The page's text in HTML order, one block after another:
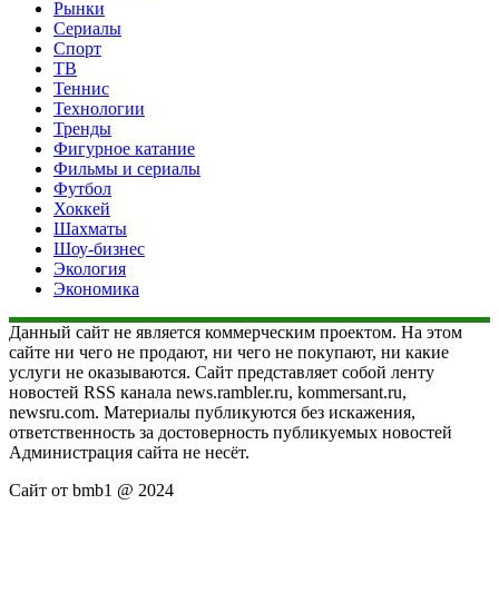
Рынки
Сериалы
Спорт
ТВ
Теннис
Технологии
Тренды
Фигурное катание
Фильмы и сериалы
Футбол
Хоккей
Шахматы
Шоу-бизнес
Экология
Экономика
Данный сайт не является коммерческим проектом. На этом
сайте ни чего не продают, ни чего не покупают, ни какие
услуги не оказываются. Сайт представляет собой ленту
новостей RSS канала news.rambler.ru, kommersant.ru,
newsru.com. Материалы публикуются без искажения,
ответственность за достоверность публикуемых новостей
Администрация сайта не несёт.
Сайт от bmb1 @ 2024